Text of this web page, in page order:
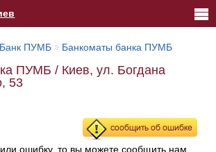
Банк ПУМБ Банкоматы банка ПУМБ
ПУМБ / Киев, ул. Богдана
53
ошибку, то вы можете сообщить нам